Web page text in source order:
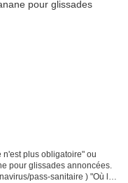
n'est plus obligatoire" ou
pour glissades annoncées.
pass-sanitaire ) "Où le